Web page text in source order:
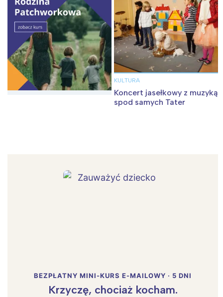
KULTURA
Koncert jasełkowy z muzyką
spod samych Tater
BEZPŁATNY MINI-KURS E-MAILOWY · 5 DNI
Krzyczę, chociaż kocham.